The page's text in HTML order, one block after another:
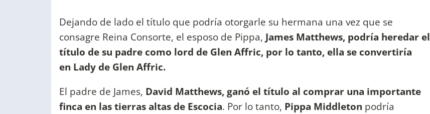
Dejando de lado el título que podría otorgarle su hermana una vez que se
consagre Reina Consorte, el esposo de Pippa, James Matthews, podría heredar el
título de su padre como lord de Glen Affric, por lo tanto, ella se convertiría
en Lady de Glen Affric.
El padre de James, David Matthews, ganó el título al comprar una importante
finca en las tierras altas de Escocia. Por lo tanto, Pippa Middleton podría